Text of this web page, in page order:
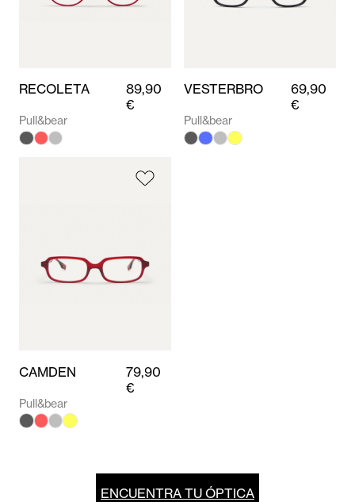
RECOLETA
89,90
€
Pull&bear
VESTERBRO
69,90
€
Pull&bear
CAMDEN
79,90
€
Pull&bear
ENCUENTRA TU ÓPTICA